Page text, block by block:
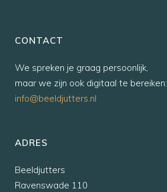
CONTACT
We spreken je graag persoonlijk,
maar we zijn ook digitaal te bereiken:
info@beeldjutters.nl
ADRES
Beeldjutters
Ravenswade 110